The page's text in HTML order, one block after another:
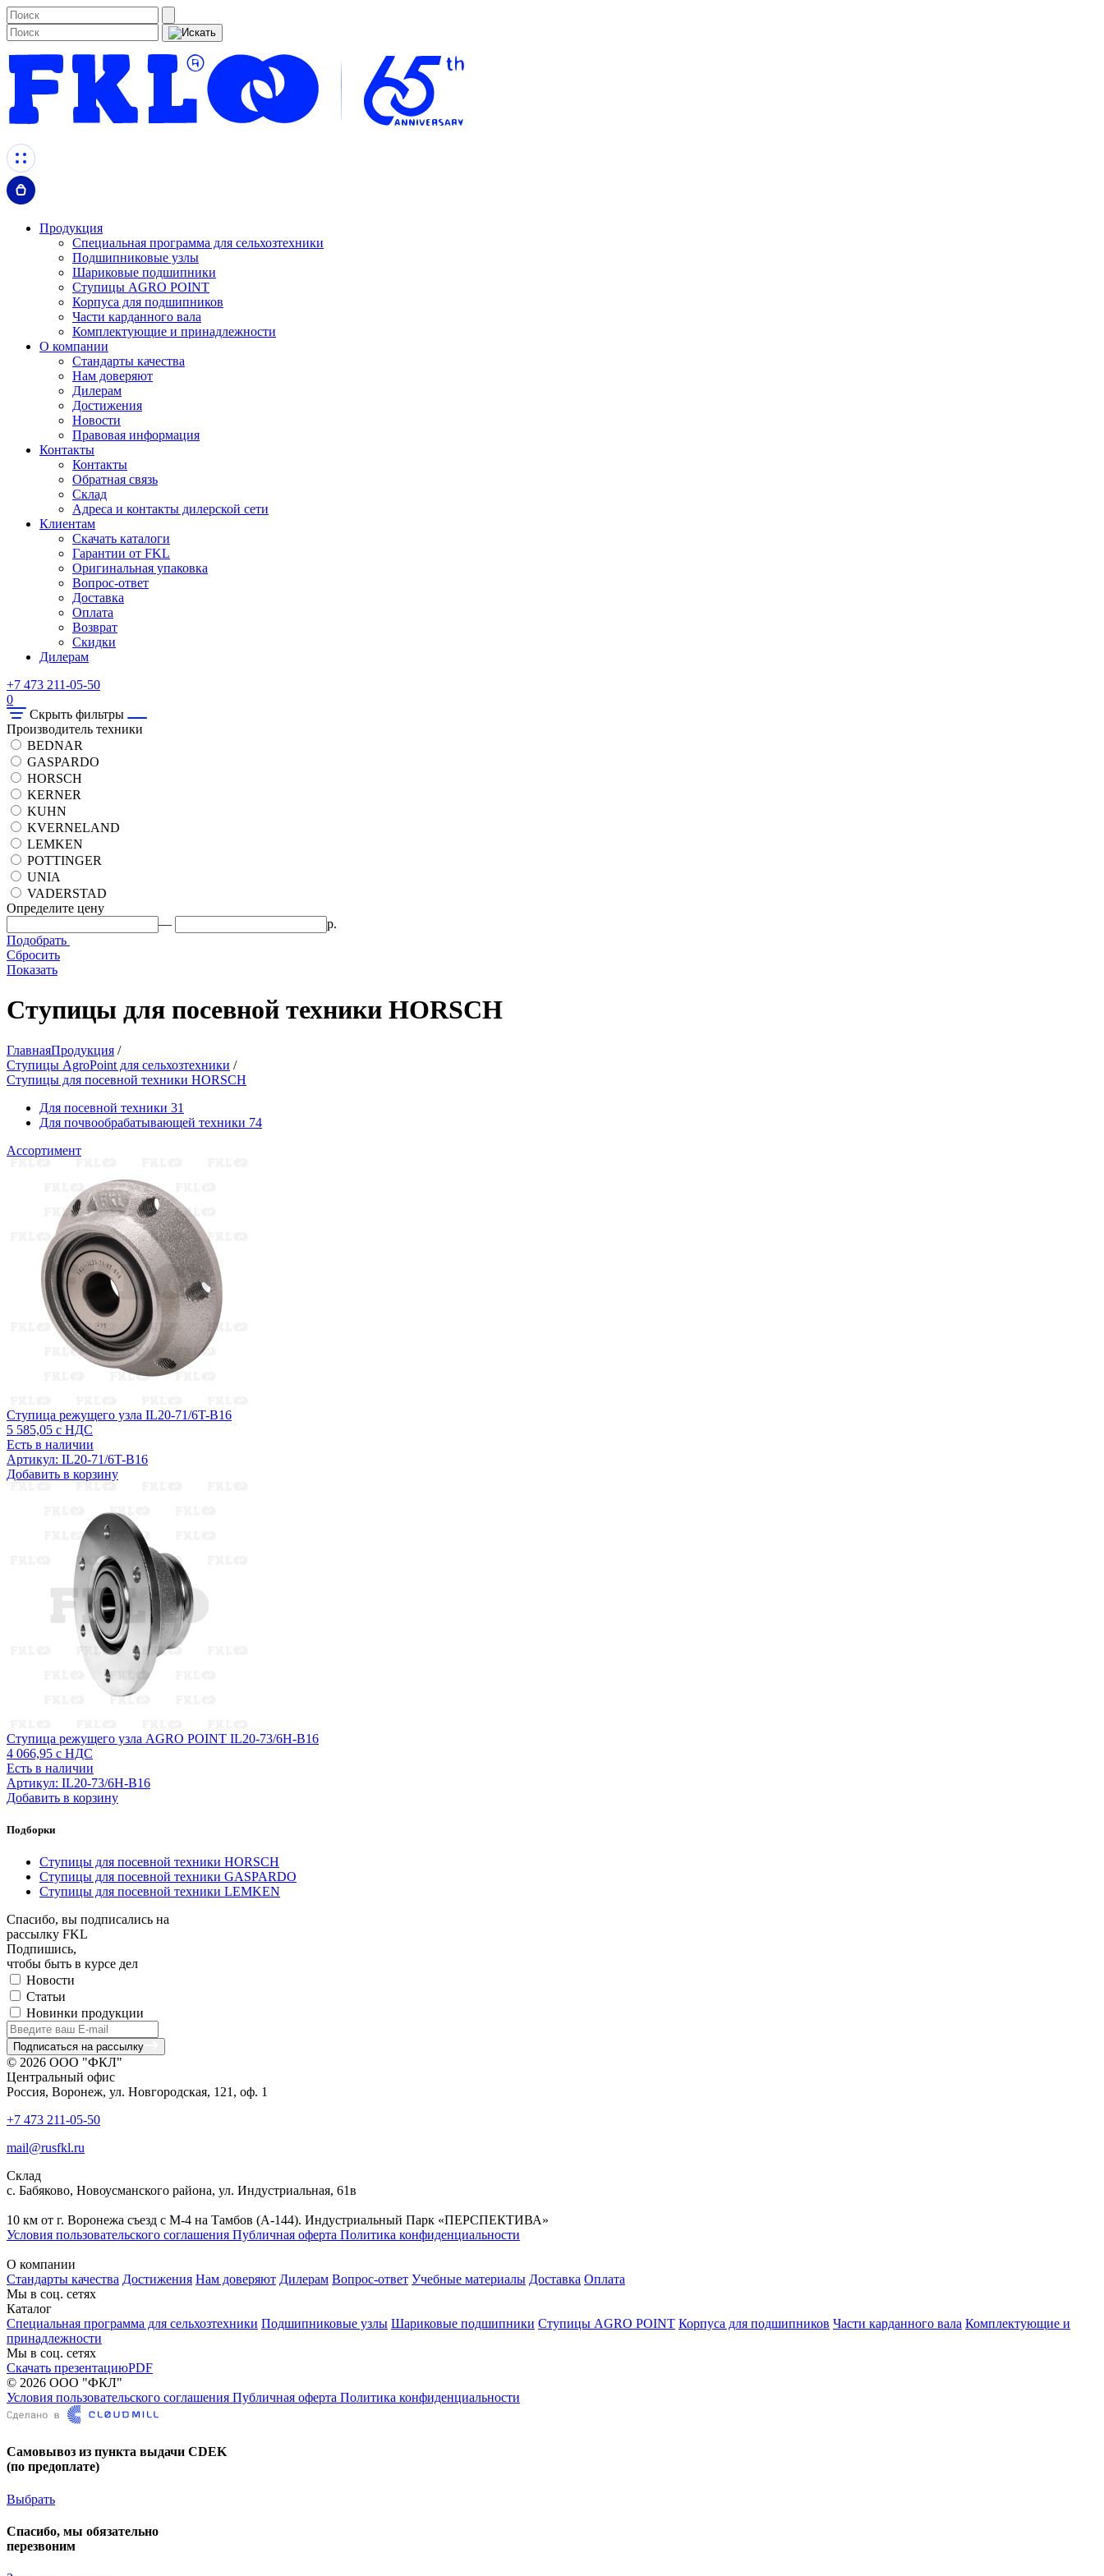
Продукция
Специальная программа для сельхозтехники
Подшипниковые узлы
Шариковые подшипники
Ступицы AGRO POINT
Корпуса для подшипников
Части карданного вала
Комплектующие и принадлежности
О компании
Стандарты качества
Нам доверяют
Дилерам
Достижения
Новости
Правовая информация
Контакты
Контакты
Обратная связь
Склад
Адреса и контакты дилерской сети
Клиентам
Скачать каталоги
Гарантии от FKL
Оригинальная упаковка
Вопрос-ответ
Доставка
Оплата
Возврат
Скидки
Дилерам
+7 473 211-05-50
0
Скрыть фильтры
Производитель техники
BEDNAR
GASPARDO
HORSCH
KERNER
KUHN
KVERNELAND
LEMKEN
POTTINGER
UNIA
VADERSTAD
Определите цену
—
р.
Подобрать
Сбросить
Показать
Ступицы для посевной техники HORSCH
ГлавнаяПродукция /
Ступицы AgroPoint для сельхозтехники /
Ступицы для посевной техники HORSCH
Для посевной техники 31
Для почвообрабатывающей техники 74
Ассортимент
Ступица режущего узла IL20-71/6T-B16
5 585,05 с НДС
Есть в наличии
Артикул: IL20-71/6T-B16
Добавить в корзину
Ступица режущего узла AGRO POINT IL20-73/6H-B16
4 066,95 с НДС
Есть в наличии
Артикул: IL20-73/6H-B16
Добавить в корзину
Подборки
Ступицы для посевной техники HORSCH
Ступицы для посевной техники GASPARDO
Ступицы для посевной техники LEMKEN
Спасибо, вы подписались на
рассылку FKL
Подпишись,
чтобы быть в курсе дел
Новости
Статьи
Новинки продукции
Подписаться на рассылку
© 2026 ООО "ФКЛ"
Центральный офис
Россия, Воронеж, ул. Новгородская, 121, оф. 1
+7 473 211-05-50
mail@rusfkl.ru
Склад
с. Бабяково, Новоусманского района, ул. Индустриальная, 61в
10 км от г. Воронежа съезд с М-4 на Тамбов (А-144). Индустриальный Парк «ПЕРСПЕКТИВА»
Условия пользовательского соглашения Публичная оферта Политика конфиденциальности
О компании
Стандарты качества Достижения Нам доверяют Дилерам Вопрос-ответ Учебные материалы Доставка Оплата
Мы в соц. сетях
Каталог
Специальная программа для сельхозтехники Подшипниковые узлы Шариковые подшипники Ступицы AGRO POINT Корпуса для подшипников Части карданного вала Комплектующие и
принадлежности
Мы в соц. сетях
Скачать презентациюPDF
© 2026 ООО "ФКЛ"
Условия пользовательского соглашения Публичная оферта Политика конфиденциальности
Самовывоз из пункта выдачи CDEK
(по предоплате)
Выбрать
Спасибо, мы обязательно
перезвоним